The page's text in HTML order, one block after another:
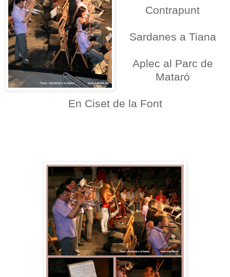
Contrapunt
Sardanes a Tiana
Aplec al Parc de
Mataró
En Ciset de la Font